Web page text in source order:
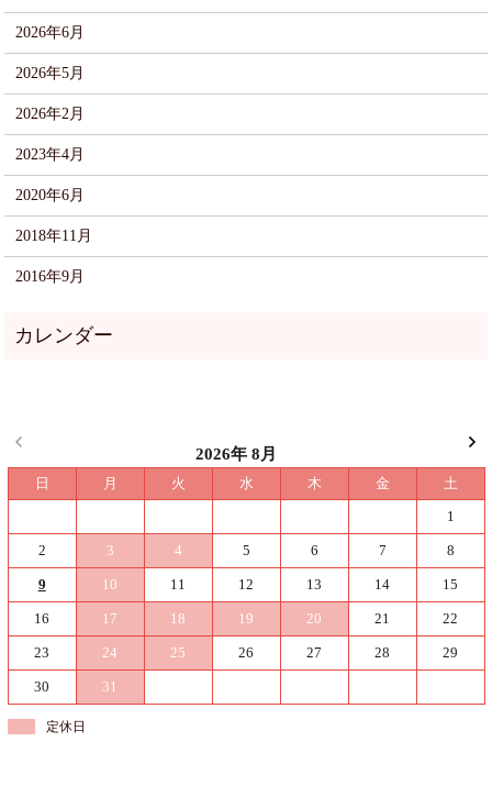
2026年6月
2026年5月
2026年2月
2023年4月
2020年6月
2018年11月
2016年9月
2026年 8月
日 月 火 水 木 金
土
1
2 3 4 5 6 7 8
9 10 11 12 13 14 15
16 17 18 19 20 21 22
23 24 25 26 27 28 29
30 31
定休日